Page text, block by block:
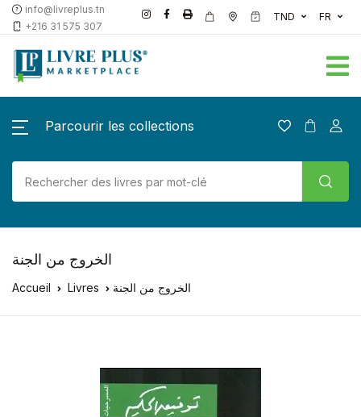
info@livreplus.tn
+216 31 575 307
TND FR
Parcourir les collections
الخروج من الجنة
Accueil Livres الخروج من الجنة